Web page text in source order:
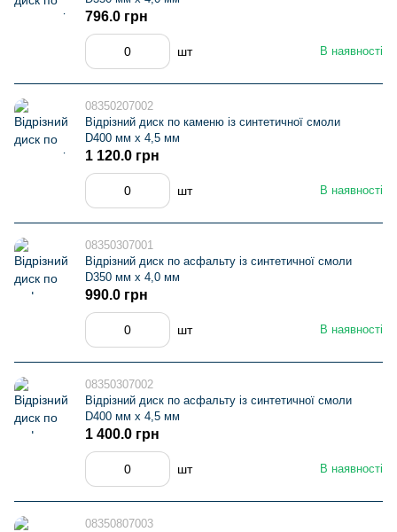
В наявності
796.0 грн
шт
08350207002
Відрізний диск по каменю із синтетичної смоли
D400 мм х 4,5 мм
В наявності
1 120.0 грн
шт
08350307001
Відрізний диск по асфальту із синтетичної смоли
D350 мм х 4,0 мм
В наявності
990.0 грн
шт
08350307002
Відрізний диск по асфальту із синтетичної смоли
D400 мм х 4,5 мм
В наявності
1 400.0 грн
шт
08350807003